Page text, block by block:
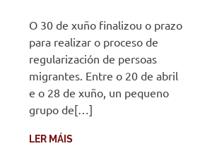
O 30 de xuño finalizou o prazo
para realizar o proceso de
regularización de persoas
migrantes. Entre o 20 de abril
e o 28 de xuño, un pequeno
grupo de[…]
LER MÁIS